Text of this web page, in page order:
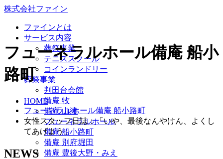
株式会社ファイン
ファインとは
サービス内容
葬祭事業
テニススクール
コインランドリー
葬祭事業
判田台会館
備庵 牧
備庵 山津
フューネラルホール
備庵 船小路町
備庵 別府堀田
備庵 豊後大野・みえ
フューネラルホール備庵 船小
路町
HOME
フューネラルホール備庵 船小路町
女性スタッフ日誌：「いや、最後なんやけん、よくし
てあげよう」
NEWS